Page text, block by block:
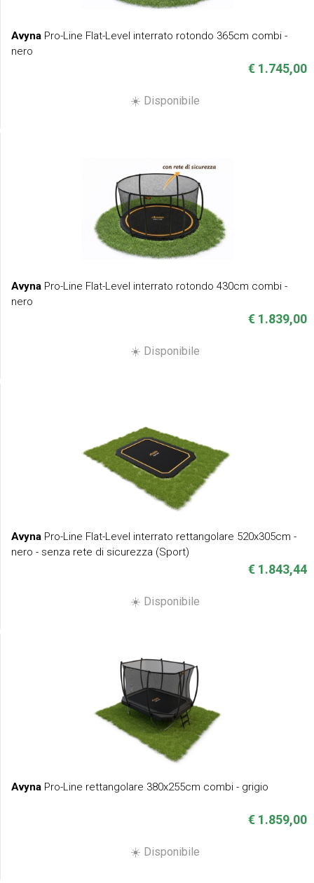
Avyna Pro-Line Flat-Level interrato rotondo 365cm combi -
nero
€ 1.745,00
☀️ Disponibile
Avyna Pro-Line Flat-Level interrato rotondo 430cm combi -
nero
€ 1.839,00
☀️ Disponibile
Avyna Pro-Line Flat-Level interrato rettangolare 520x305cm -
nero - senza rete di sicurezza (Sport)
€ 1.843,44
☀️ Disponibile
Avyna Pro-Line rettangolare 380x255cm combi - grigio
€ 1.859,00
☀️ Disponibile